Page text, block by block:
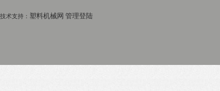
技术支持： 塑料机械网 管理登陆